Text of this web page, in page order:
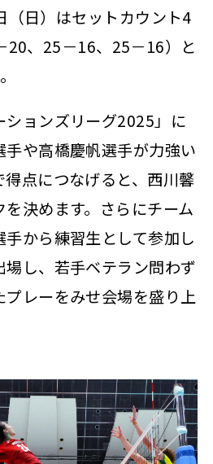
日）はセットカウント4
20、25－16、25－16）と
ションズリーグ2025」に
や高橋慶帆選手が力強い
点につなげると、西川馨
決めます。さらにチーム
から練習生として参加し
し、若手ベテラン問わず
レーをみせ会場を盛り上